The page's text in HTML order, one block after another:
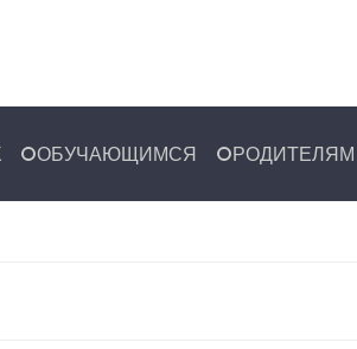
ОБУЧАЮЩИМСЯ РОДИТЕЛЯМ